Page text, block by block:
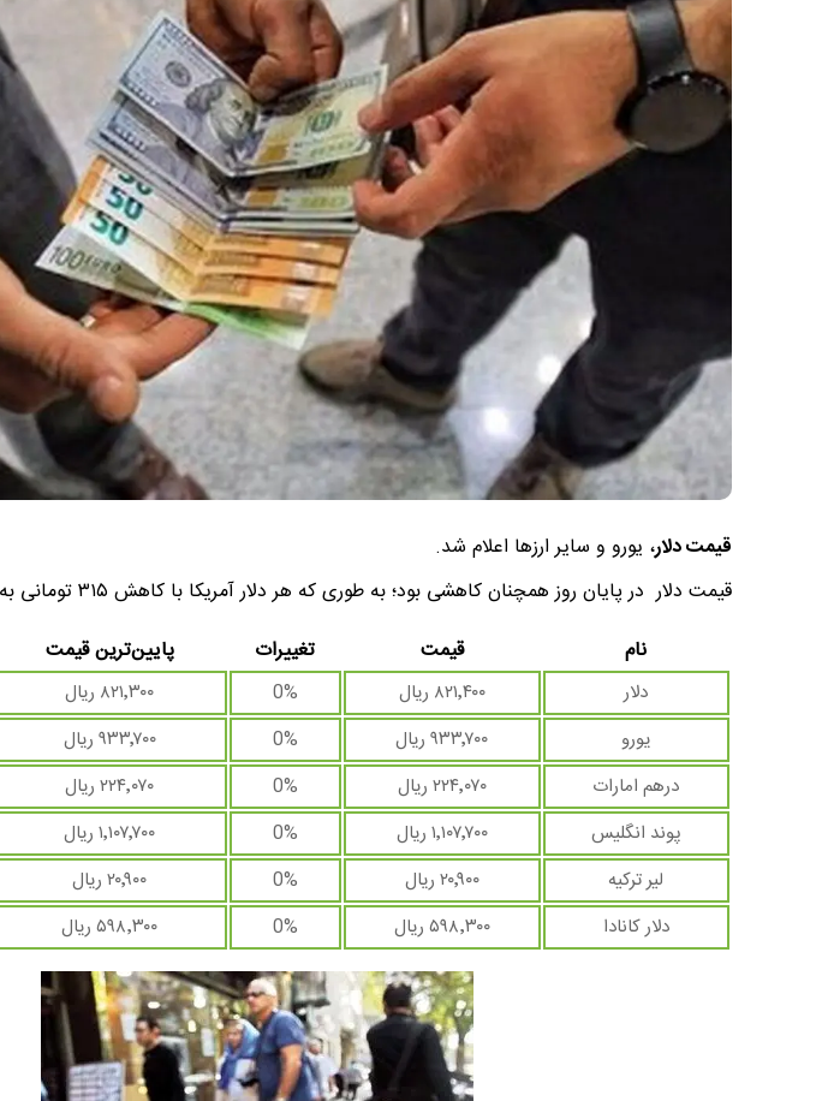
قیمت دلار، یورو و سایر ارزها اعلام شد.
قیمت‌ دلار در پایان روز همچنان کاهشی بود؛ به طوری که هر دلار آمریکا با کاهش ۳۱۵ تومانی به ۸۲ هزار و ۷۰ تومان رسید.
نام
قیمت تغییرات پایین‌ترین قیمت
دلار ۸۲۱٬۴۰۰ ریال 0% ۸۲۱٬۳۰۰ ریال
یورو
۹۳۳٬۷۰۰ ریال 0% ۹۳۳٬۷۰۰ ریال
درهم امارات
۲۲۴٬۰۷۰ ریال 0% ۲۲۴٬۰۷۰ ریال
پوند انگلیس
۱٬۱۰۷٬۷۰۰ ریال 0% ۱٬۱۰۷٬۷۰۰ ریال
لیر ترکیه
۲۰٬۹۰۰ ریال 0% ۲۰٬۹۰۰ ریال
دلار کانادا
۵۹۸٬۳۰۰ ریال 0% ۵۹۸٬۳۰۰ ریال